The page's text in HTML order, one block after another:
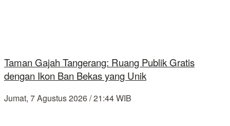
Taman Gajah Tangerang: Ruang Publik Gratis
dengan Ikon Ban Bekas yang Unik
Jumat, 7 Agustus 2026 / 21:44 WIB